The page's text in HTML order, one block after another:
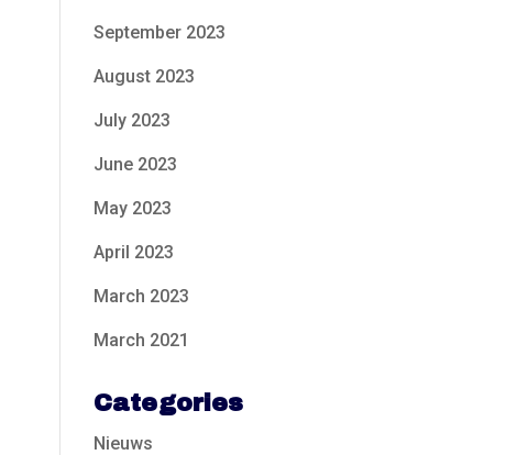
September 2023
August 2023
July 2023
June 2023
May 2023
April 2023
March 2023
March 2021
Categories
Nieuws